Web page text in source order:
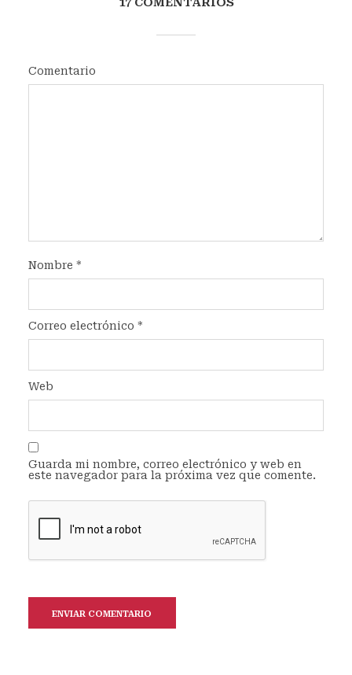
Comentario
Nombre *
Correo electrónico *
Web
Guarda mi nombre, correo electrónico y web en
este navegador para la próxima vez que comente.